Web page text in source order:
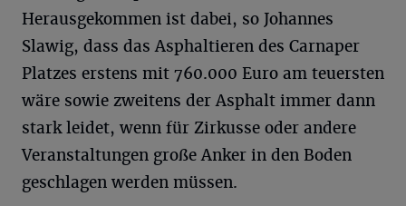
Herausgekommen ist dabei, so Johannes
Slawig, dass das Asphaltieren des Carnaper
Platzes erstens mit 760.000 Euro am teuersten
wäre sowie zweitens der Asphalt immer dann
stark leidet, wenn für Zirkusse oder andere
Veranstaltungen große Anker in den Boden
geschlagen werden müssen.